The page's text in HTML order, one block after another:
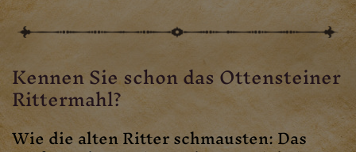
Kennen Sie schon das Ottensteiner
Rittermahl?
Wie die alten Ritter schmausten: Das